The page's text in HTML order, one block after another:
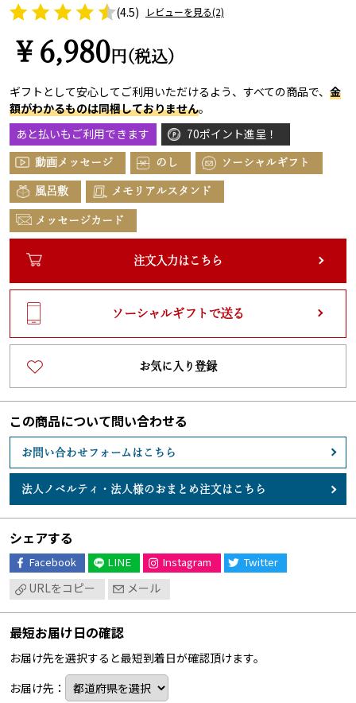
(4.5) レビューを見る(2)
￥6,980 円(税込)
ギフトとして安心してご利用いただけるよう、すべての商品で、 金
額がわかるものは同梱しておりません。
あと払いもご利用できます
70ポイント進呈！
動画メッセージ のし ソーシャルギフト
風呂敷 メモリアルスタンド
メッセージカード
注文入力はこちら
ソーシャルギフトで送る
お気に入り登録
この商品について問い合わせる
お問い合わせフォームはこちら
法人ノベルティ・ 法人様のおまとめ注文はこちら
シェアする
Facebook LINE Instagram Twitter
URLをコピー メール
最短お届け日の確認
お届け先を選択すると最短到着日が確認頂けます。
お届け先：